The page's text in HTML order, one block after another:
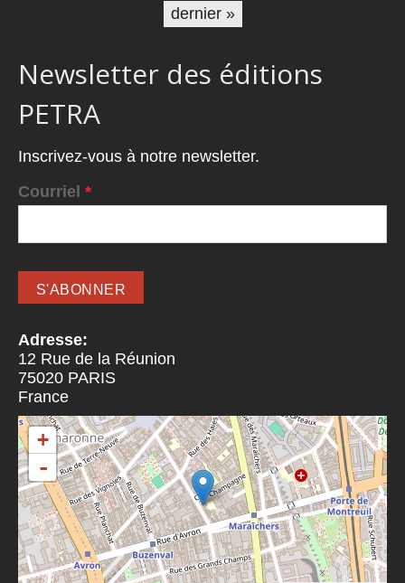
dernier »
Newsletter des éditions
PETRA
Inscrivez-vous à notre newsletter.
Courriel *
Adresse:
12 Rue de la Réunion
75020 PARIS
France
+
-